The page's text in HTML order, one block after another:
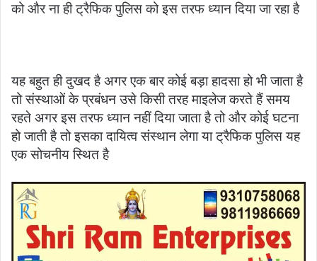
को और ना ही ट्रैफिक पुलिस को इस तरफ ध्यान दिया जा रहा है
यह बहुत ही दुखद है अगर एक बार कोई बड़ा हादसा हो भी जाता है
तो संस्थाओं के प्रबंधन उसे किसी तरह माइलेज करते हैं समय
रहते अगर इस तरफ ध्यान नहीं दिया जाता है तो और कोई घटना
हो जाती है तो इसका दायित्व संस्थान लेगा या ट्रैफिक पुलिस यह
एक सोचनीय स्थित है